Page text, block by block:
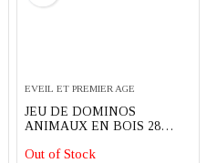
EVEIL ET PREMIER AGE
JEU DE DOMINOS
ANIMAUX EN BOIS 28
COLORBABY
Out of Stock